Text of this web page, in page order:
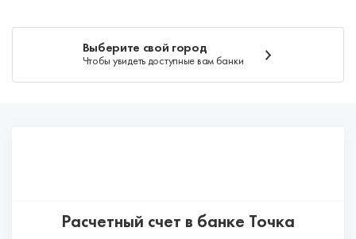
Выберите свой город
Чтобы увидеть доступные вам банки
Расчетный счет в банке Точка